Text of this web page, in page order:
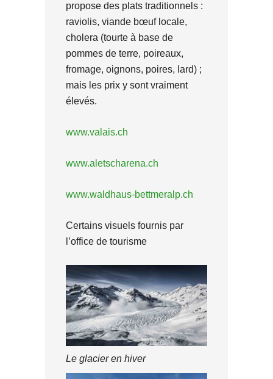
propose des plats traditionnels :
raviolis, viande bœuf locale,
cholera (tourte à base de
pommes de terre, poireaux,
fromage, oignons, poires, lard) ;
mais les prix y sont vraiment
élevés.
www.valais.ch
www.aletscharena.ch
www.waldhaus-bettmeralp.ch
Certains visuels fournis par
l’office de tourisme
Le glacier en hiver